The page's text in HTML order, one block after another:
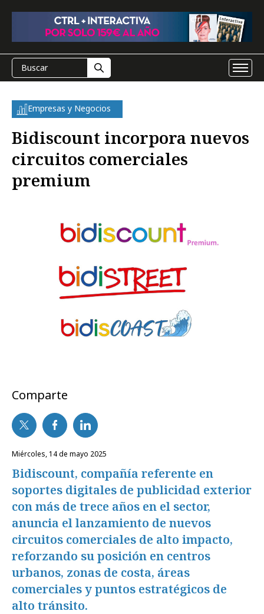
Empresas y Negocios
Bidiscount incorpora nuevos
circuitos comerciales
premium
Comparte
miércoles, 14 de mayo 2025
Bidiscount, compañía referente en
soportes digitales de publicidad exterior
con más de trece años en el sector,
anuncia el lanzamiento de nuevos
circuitos comerciales de alto impacto,
reforzando su posición en centros
urbanos, zonas de costa, áreas
comerciales y puntos estratégicos de
alto tránsito.